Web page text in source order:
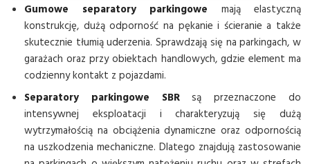
Gumowe separatory parkingowe mają elastyczną
konstrukcję, dużą odporność na pękanie i ścieranie a także
skutecznie tłumią uderzenia. Sprawdzają się na parkingach, w
garażach oraz przy obiektach handlowych, gdzie element ma
codzienny kontakt z pojazdami.
Separatory parkingowe SBRsą przeznaczone do
intensywnej eksploatacji i charakteryzują się dużą
wytrzymałością na obciążenia dynamiczne oraz odpornością
na uszkodzenia mechaniczne. Dlatego znajdują zastosowanie